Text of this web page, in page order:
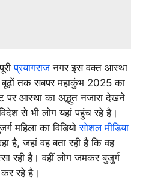
पूरीप्रयागराजनगर इस वक्त आस्था
तक सबपर महाकुंभ 2025 का
पर आस्था का अद्भुत नजारा देखने
से भी लोग यहां पहुंच रहे है।
महिला का विडियो सोशल मीडिया
है, जहां वह बता रही है कि वह
रही है। वहीं लोग जमकर बुजुर्ग
कर रहे है।